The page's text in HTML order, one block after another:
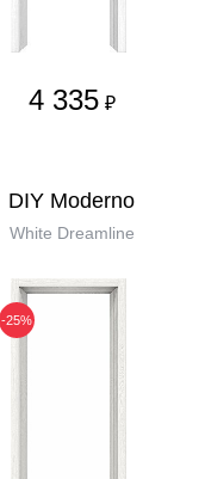
4 335 ₽
DIY Moderno
White Dreamline
-25%